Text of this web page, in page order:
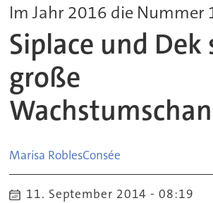
Im Jahr 2016 die Nummer
Siplace und Dek
große
Marisa RoblesConsée
11. September 2014 - 08:19